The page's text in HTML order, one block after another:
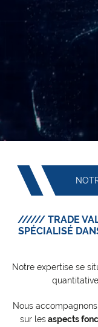
////// TRADE
SPÉCIALISÉ
Notre expertise se
Nous
sur lesaspects